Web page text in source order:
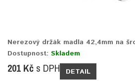
Nerezový držák madla 42,4mm na
Dostupnost: Skladem
201 Kč s DPH DETAIL